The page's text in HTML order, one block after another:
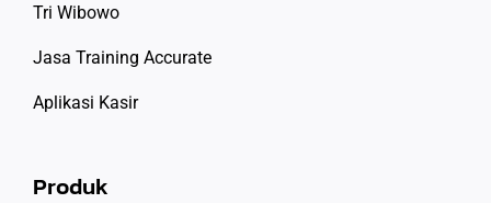
Tri Wibowo
Jasa Training Accurate
Aplikasi Kasir
Produk